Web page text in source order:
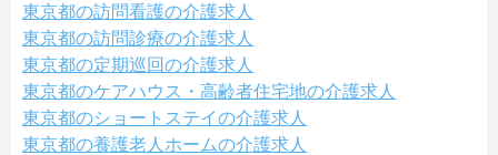
東京都の訪問看護の介護求人
東京都の訪問診療の介護求人
東京都の定期巡回の介護求人
東京都のケアハウス・高齢者住宅地の介護求人
東京都のショートステイの介護求人
東京都の養護老人ホームの介護求人